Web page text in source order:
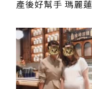
產後好幫手 瑪麗